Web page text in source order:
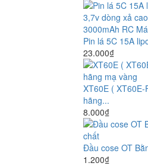
Pin lá 5C 15A
23.000₫
XT60E (
hãng...
8.000₫
Đầu cose OT
1.200₫